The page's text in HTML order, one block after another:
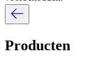
Producten​​